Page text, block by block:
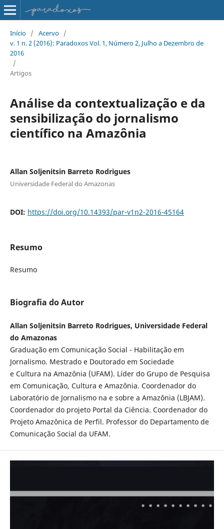
Início / Acervo /
v. 1 n. 2 (2016): Paradoxos Vol. 1, Número 2, Julho a Dezembro de
2016
/
Artigos
Análise da contextualização e da
sensibilização do jornalismo
científico na Amazônia
Allan Soljenitsin Barreto Rodrigues
Universidade Federal do Amazonas
DOI: https://doi.org/10.14393/par-v1n2-2016-45164
Resumo
Resumo
Biografia do Autor
Allan Soljenitsin Barreto Rodrigues, Universidade Federal
do Amazonas
Graduação em Comunicação Social - Habilitação em
Jornalismo. Mestrado e Doutorado em Sociedade
e Cultura na Amazônia (UFAM). Líder do Grupo de Pesquisa
em Comunicação, Cultura e Amazônia. Coordenador do
Laboratório de Jornalismo na e sobre a Amazônia (LBJAM).
Coordenador do projeto Portal da Ciência. Coordenador do
Projeto Amazônica de Perfil. Professor do Departamento de
Comunicação Social da UFAM.